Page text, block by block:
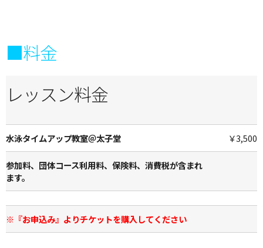
■料金
レッスン料金
水泳タイムアップ教室＠太子堂 ￥3,500
参加料、団体コース利用料、保険料、消費税が含まれ
ます。
※『お申込み』よりチケットを購入してください